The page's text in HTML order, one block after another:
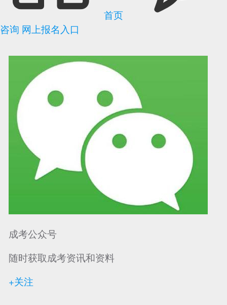
可信网站信用评 网络警察提醒你 诚信网站
首页
咨询 网上报名入口
成考公众号
随时获取成考资讯和资料
+关注